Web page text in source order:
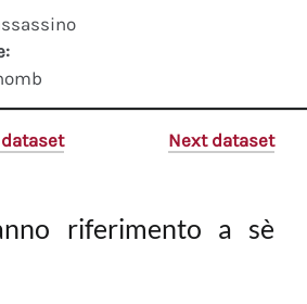
Next dataset
riferimento a sè